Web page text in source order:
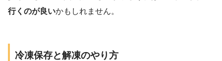
行くのが良いかもしれません。
冷凍保存と解凍のやり方